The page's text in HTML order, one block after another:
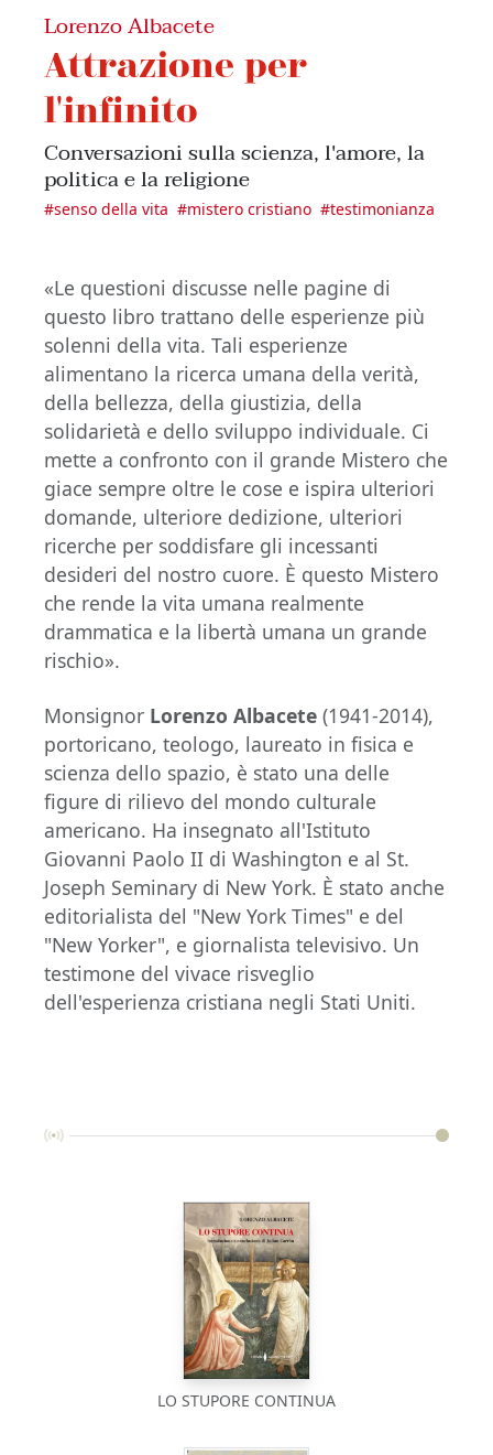
Lorenzo Albacete
Attrazione per
l'infinito
Conversazioni sulla scienza, l'amore, la
politica e la religione
#senso della vita #mistero cristiano #testimonianza
«Le questioni discusse nelle pagine di
questo libro trattano delle esperienze più
solenni della vita. Tali esperienze
alimentano la ricerca umana della verità,
della bellezza, della giustizia, della
solidarietà e dello sviluppo individuale. Ci
mette a confronto con il grande Mistero che
giace sempre oltre le cose e ispira ulteriori
domande, ulteriore dedizione, ulteriori
ricerche per soddisfare gli incessanti
desideri del nostro cuore. È questo Mistero
che rende la vita umana realmente
drammatica e la libertà umana un grande
rischio».
Monsignor Lorenzo Albacete (1941-2014),
portoricano, teologo, laureato in fisica e
scienza dello spazio, è stato una delle
figure di rilievo del mondo culturale
americano. Ha insegnato all'Istituto
Giovanni Paolo II di Washington e al St.
Joseph Seminary di New York. È stato anche
editorialista del "New York Times" e del
"New Yorker", e giornalista televisivo. Un
testimone del vivace risveglio
dell'esperienza cristiana negli Stati Uniti.
LO STUPORE CONTINUA